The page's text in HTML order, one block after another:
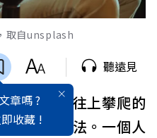
取自unsplash
章嗎 ?
收藏 !
聽遠見
是正努力往上攀爬的
有許多方法。一個人